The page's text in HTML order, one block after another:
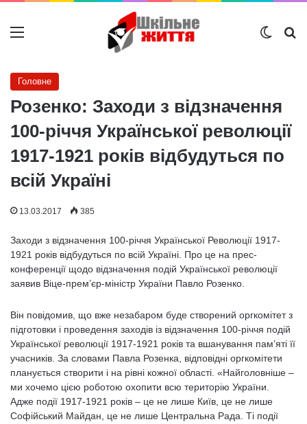
Меню
Головне
Розенко: Заходи з відзначення
100-річчя Української революції
1917-1921 років відбудуться по
всій Україні
13.03.2017 385
Заходи з відзначення 100-річчя Української Революції 1917-
1921 років відбудуться по всій Україні. Про це на прес-
конференції щодо відзначення подій Української революції
заявив Віце-прем’єр-міністр України Павло Розенко.
Він повідомив, що вже незабаром буде створений оргкомітет з
підготовки і проведення заходів із відзначення 100-річчя подій
Української революції 1917-1921 років та вшанування пам’яті її
учасників. За словами Павла Розенка, відповідні оргкомітети
планується створити і на рівні кожної області. «Найголовніше –
ми хочемо цією роботою охопити всю територію України.
Адже події 1917-1921 років – це не лише Київ, це не лише
Софійський Майдан, це не лише Центральна Рада. Ті події